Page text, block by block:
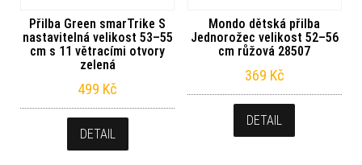
Přilba Green smarTrike S
nastavitelná velikost 53–55
cm s 11 větracími otvory
zelená
499 Kč
DETAIL
Mondo dětská přilba
Jednorožec velikost 52–56
cm růžová 28507
369 Kč
DETAIL